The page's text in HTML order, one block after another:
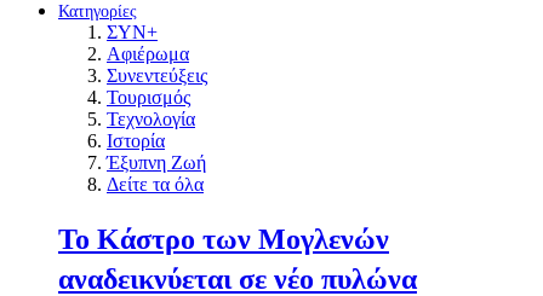
Κατηγορίες
ΣΥΝ+
Αφιέρωμα
Συνεντεύξεις
Τουρισμός
Τεχνολογία
Ιστορία
Έξυπνη Ζωή
Δείτε τα όλα
Το Κάστρο των Μογλενών
αναδεικνύεται σε νέο πυλώνα